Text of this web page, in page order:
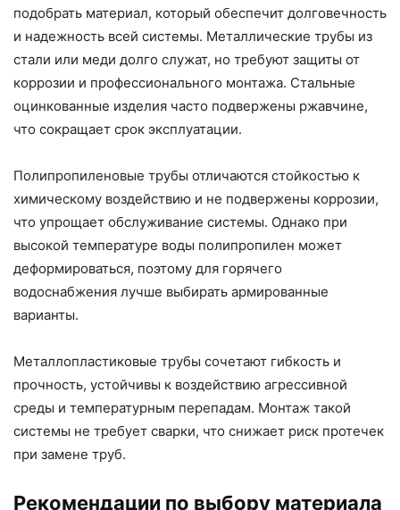
подобрать материал, который обеспечит долговечность
и надежность всей системы. Металлические трубы из
стали или меди долго служат, но требуют защиты от
коррозии и профессионального монтажа. Стальные
оцинкованные изделия часто подвержены ржавчине,
что сокращает срок эксплуатации.
Полипропиленовые трубы отличаются стойкостью к
химическому воздействию и не подвержены коррозии,
что упрощает обслуживание системы. Однако при
высокой температуре воды полипропилен может
деформироваться, поэтому для горячего
водоснабжения лучше выбирать армированные
варианты.
Металлопластиковые трубы сочетают гибкость и
прочность, устойчивы к воздействию агрессивной
среды и температурным перепадам. Монтаж такой
системы не требует сварки, что снижает риск протечек
при замене труб.
Рекомендации по выбору материала